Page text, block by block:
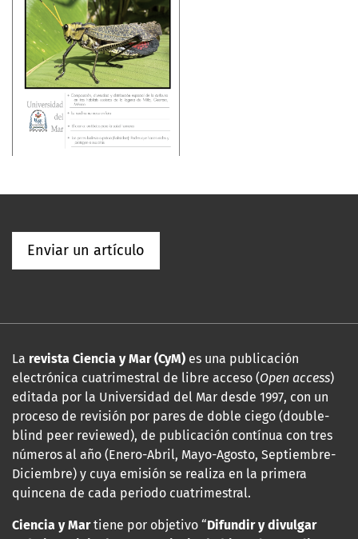
Enviar un artículo
La revista Ciencia y Mar (CyM) es una publicación
electrónica cuatrimestral de libre acceso (Open access)
editada por la Universidad del Mar desde 1997, con un
proceso de revisión por pares de doble ciego (double-
blind peer reviewed), de publicación contínua con tres
números al año (Enero-Abril, Mayo-Agosto, Septiembre-
Diciembre) y cuya emisión se realiza en la primera
quincena de cada periodo cuatrimestral.
Ciencia y Martiene por objetivo “Difundir y divulgar